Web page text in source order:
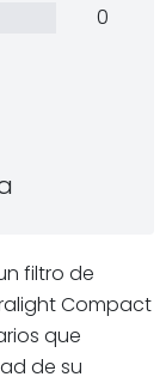
0
filtro de
Compact
que
de su